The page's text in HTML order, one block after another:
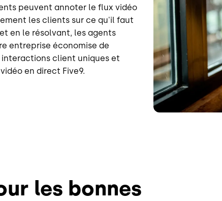
peuvent annoter le flux vidéo
les clients sur ce qu'il faut
en le résolvant, les agents
entreprise économise de
client uniques et
en direct Five9.
les bonnes